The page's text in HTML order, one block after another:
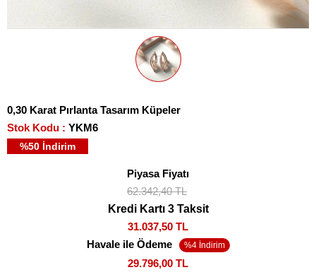
0,30 Karat Pırlanta Tasarım Küpeler
Stok Kodu
YKM6
%50 İndirim
Piyasa Fiyatı
62.342,40 TL
Kredi Kartı 3 Taksit
31.037,50 TL
Havale ile Ödeme
29.796,00 TL